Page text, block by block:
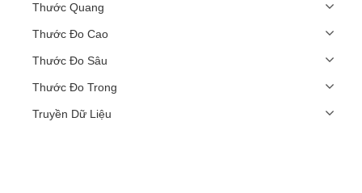
Thước Quang
Thước Đo Cao
Thước Đo Sâu
Thước Đo Trong
Truyền Dữ Liệu